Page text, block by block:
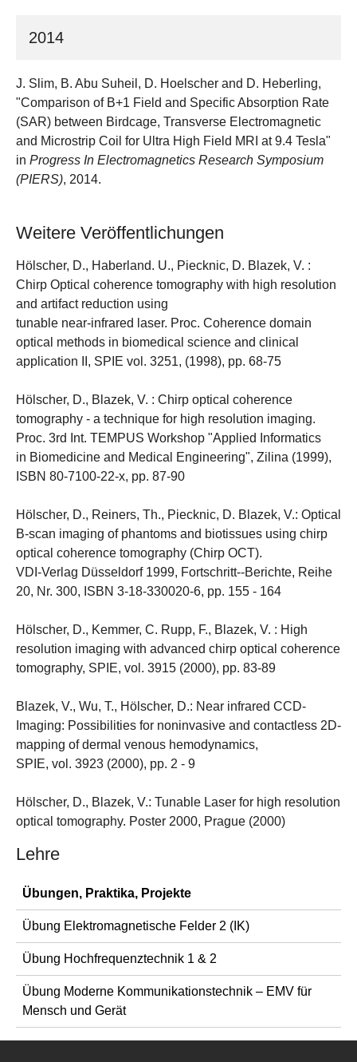
2014
J. Slim, B. Abu Suheil, D. Hoelscher and D. Heberling,
"Comparison of B+1 Field and Specific Absorption Rate
(SAR) between Birdcage, Transverse Electromagnetic
and Microstrip Coil for Ultra High Field MRI at 9.4 Tesla"
in Progress In Electromagnetics Research Symposium
(PIERS), 2014.
Weitere Veröffentlichungen
Hölscher, D., Haberland. U., Piecknic, D. Blazek, V. :
Chirp Optical coherence tomography with high resolution
and artifact reduction using
tunable near-infrared laser. Proc. Coherence domain
optical methods in biomedical science and clinical
application II, SPIE vol. 3251, (1998), pp. 68-75
Hölscher, D., Blazek, V. : Chirp optical coherence
tomography - a technique for high resolution imaging.
Proc. 3rd Int. TEMPUS Workshop "Applied Informatics
in Biomedicine and Medical Engineering", Zilina (1999),
ISBN 80-7100-22-x, pp. 87-90
Hölscher, D., Reiners, Th., Piecknic, D. Blazek, V.: Optical
B-scan imaging of phantoms and biotissues using chirp
optical coherence tomography (Chirp OCT).
VDI-Verlag Düsseldorf 1999, Fortschritt--Berichte, Reihe
20, Nr. 300, ISBN 3-18-330020-6, pp. 155 - 164
Hölscher, D., Kemmer, C. Rupp, F., Blazek, V. : High
resolution imaging with advanced chirp optical coherence
tomography, SPIE, vol. 3915 (2000), pp. 83-89
Blazek, V., Wu, T., Hölscher, D.: Near infrared CCD-
Imaging: Possibilities for noninvasive and contactless 2D-
mapping of dermal venous hemodynamics,
SPIE, vol. 3923 (2000), pp. 2 - 9
Hölscher, D., Blazek, V.: Tunable Laser for high resolution
optical tomography. Poster 2000, Prague (2000)
Lehre
Übungen, Praktika, Projekte
Übung Elektromagnetische Felder 2 (IK)
Übung Hochfrequenztechnik 1 & 2
Übung Moderne Kommunikationstechnik – EMV für
Mensch und Gerät